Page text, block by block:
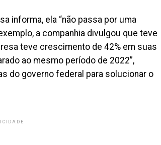
informa, ela “não passa por uma
a companhia divulgou que teve
teve crescimento de 42% em suas
ao mesmo período de 2022”,
do governo federal para solucionar o